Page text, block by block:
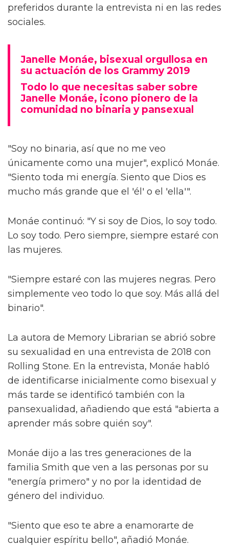
preferidos durante la entrevista ni en las redes
sociales.
Janelle Monáe, bisexual orgullosa en
su actuación de los Grammy 2019
Todo lo que necesitas saber sobre
Janelle Monáe, icono pionero de la
comunidad no binaria y pansexual
"Soy no binaria, así que no me veo
únicamente como una mujer", explicó Monáe.
"Siento toda mi energía. Siento que Dios es
mucho más grande que el 'él' o el 'ella'".
Monáe continuó: "Y si soy de Dios, lo soy todo.
Lo soy todo. Pero siempre, siempre estaré con
las mujeres.
"Siempre estaré con las mujeres negras. Pero
simplemente veo todo lo que soy. Más allá del
binario".
La autora de Memory Librarian se abrió sobre
su sexualidad en una entrevista de 2018 con
Rolling Stone. En la entrevista, Monáe habló
de identificarse inicialmente como bisexual y
más tarde se identificó también con la
pansexualidad, añadiendo que está "abierta a
aprender más sobre quién soy".
Monáe dijo a las tres generaciones de la
familia Smith que ven a las personas por su
"energía primero" y no por la identidad de
género del individuo.
"Siento que eso te abre a enamorarte de
cualquier espíritu bello", añadió Monáe.